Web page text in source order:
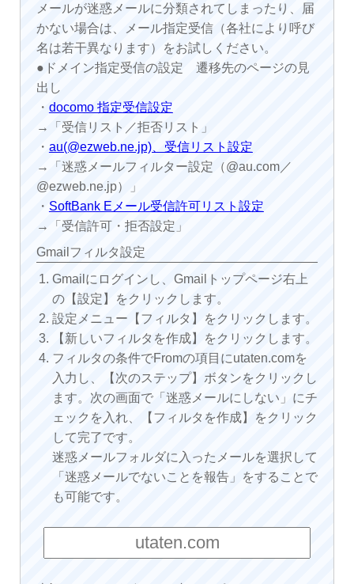
メールが迷惑メールに分類されてしまったり、届
かない場合は、メール指定受信（各社により呼び
名は若干異なります）をお試しください。
●ドメイン指定受信の設定 遷移先のページの見
出し
・ docomo 指定受信設定
→「受信リスト／拒否リスト」
・ au(@ezweb.ne.jp)、受信リスト設定
→「迷惑メールフィルター設定（@au.com／
@ezweb.ne.jp）」
・ SoftBank Eメール受信許可リスト設定
→「受信許可・拒否設定」
Gmailフィルタ設定
Gmailにログインし、Gmailトップページ右上
の【設定】をクリックします。
設定メニュー【フィルタ】をクリックします。
【新しいフィルタを作成】をクリックします。
フィルタの条件でFromの項目にutaten.comを
入力し、【次のステップ】ボタンをクリックし
ます。次の画面で「迷惑メールにしない」にチ
ェックを入れ、【フィルタを作成】をクリック
して完了です。
迷惑メールフォルダに入ったメールを選択して
「迷惑メールでないことを報告」をすることで
も可能です。